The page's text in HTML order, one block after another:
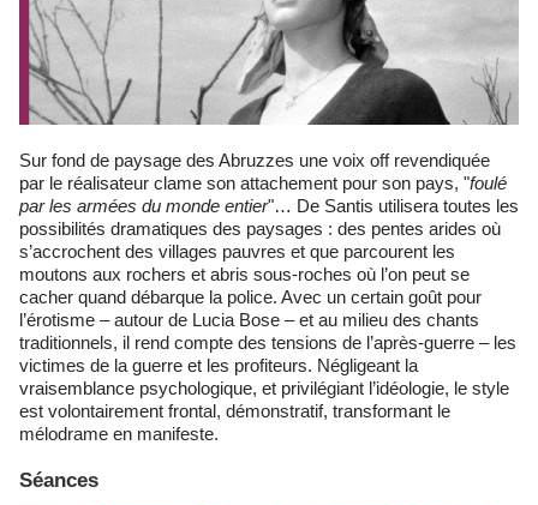
Sur fond de paysage des Abruzzes une voix off revendiquée
par le réalisateur clame son attachement pour son pays, "foulé
par les armées du monde entier"… De Santis utilisera toutes les
possibilités dramatiques des paysages : des pentes arides où
s’accrochent des villages pauvres et que parcourent les
moutons aux rochers et abris sous-roches où l’on peut se
cacher quand débarque la police. Avec un certain goût pour
l’érotisme – autour de Lucia Bose – et au milieu des chants
traditionnels, il rend compte des tensions de l’après-guerre – les
victimes de la guerre et les profiteurs. Négligeant la
vraisemblance psychologique, et privilégiant l’idéologie, le style
est volontairement frontal, démonstratif, transformant le
mélodrame en manifeste.
Séances